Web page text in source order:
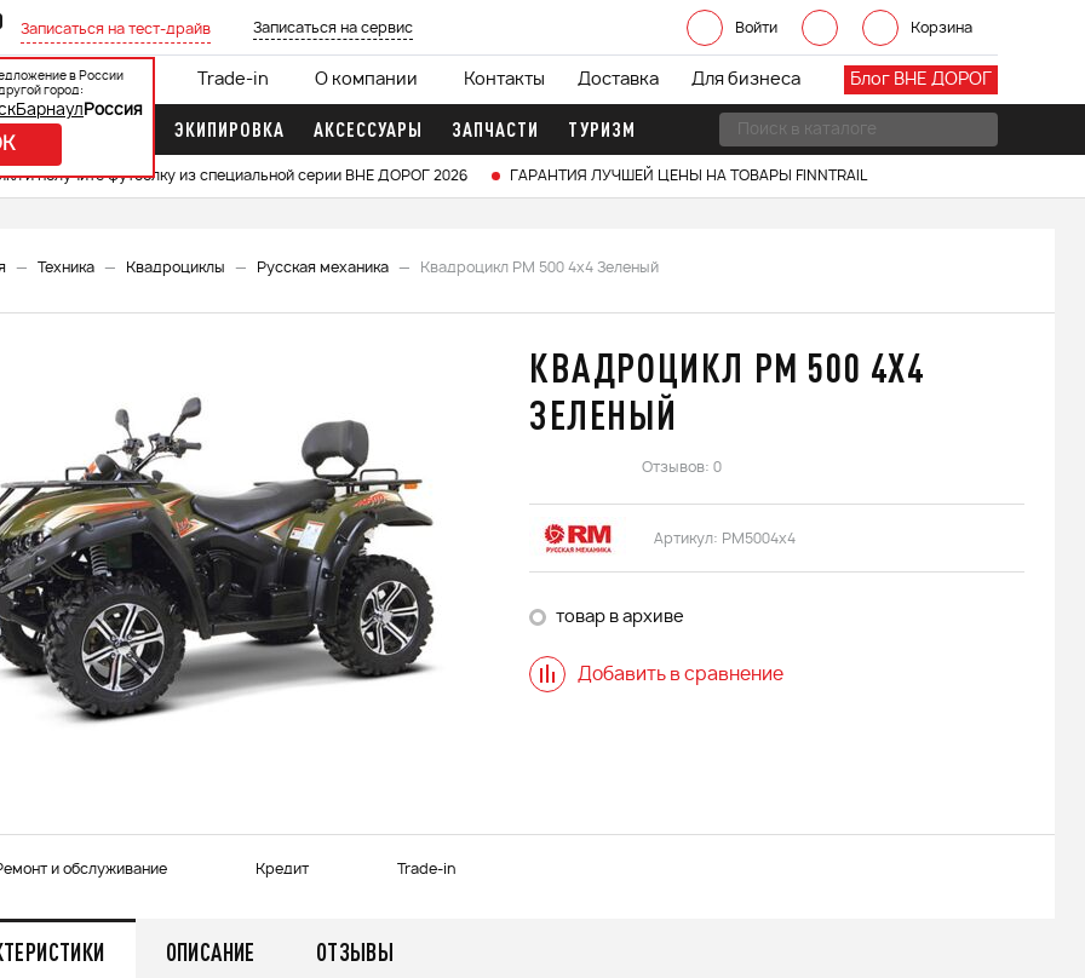
Войти Корзина
в России
город:
Барнаул Россия
Записаться на тест-драйв Записаться на сервис
Блог ВНЕ ДОРОГ
Кредит 0% Trade-in О компании Контакты Доставка Для бизнеса
МОТОРЫ ЭКИПИРОВКА АКСЕССУАРЫ ЗАПЧАСТИ ТУРИЗМ
и получите футболку из специальной серии ВНЕ ДОРОГ 2026 ГАРАНТИЯ ЛУЧШЕЙ ЦЕНЫ НА ТОВАРЫ FINNTRAIL
Техника Квадроциклы Русская механика Квадроцикл РМ 500 4х4 Зеленый
КВАДРОЦИКЛ РМ 500 4Х4
ЗЕЛЕНЫЙ
Отзывов: 0
Артикул: РМ5004х4
товар в архиве
Добавить в сравнение
и обслуживание Кредит Trade-in
ОПИСАНИЕ ОТЗЫВЫ